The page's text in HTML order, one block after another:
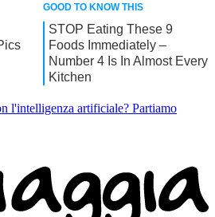
l'intelligenza artificiale? Partiamo